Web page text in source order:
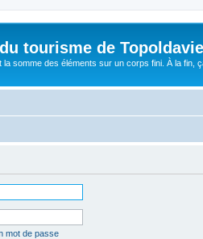
tourisme de Topoldavie
la somme des éléments sur un corps fini. À la fin,
mot de passe